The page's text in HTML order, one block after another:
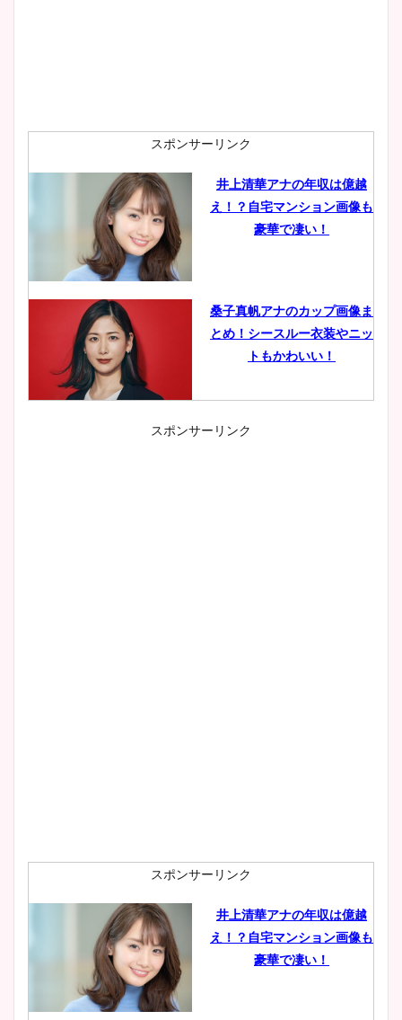
スポンサーリンク
井上清華アナの年収は億越
え！？自宅マンション画像も
豪華で凄い！
桑子真帆アナのカップ画像ま
とめ！シースルー衣装やニッ
トもかわいい！
小室瑛莉子のカップ画像まと
肉も凄い！
鈴木唯の太ってた時の体重が
ヤバすぎww原因や痩せたダ
スポンサーリンク
スポンサーリンク
井上清華アナの年収は億越
え！？自宅マンション画像も
豪華で凄い！